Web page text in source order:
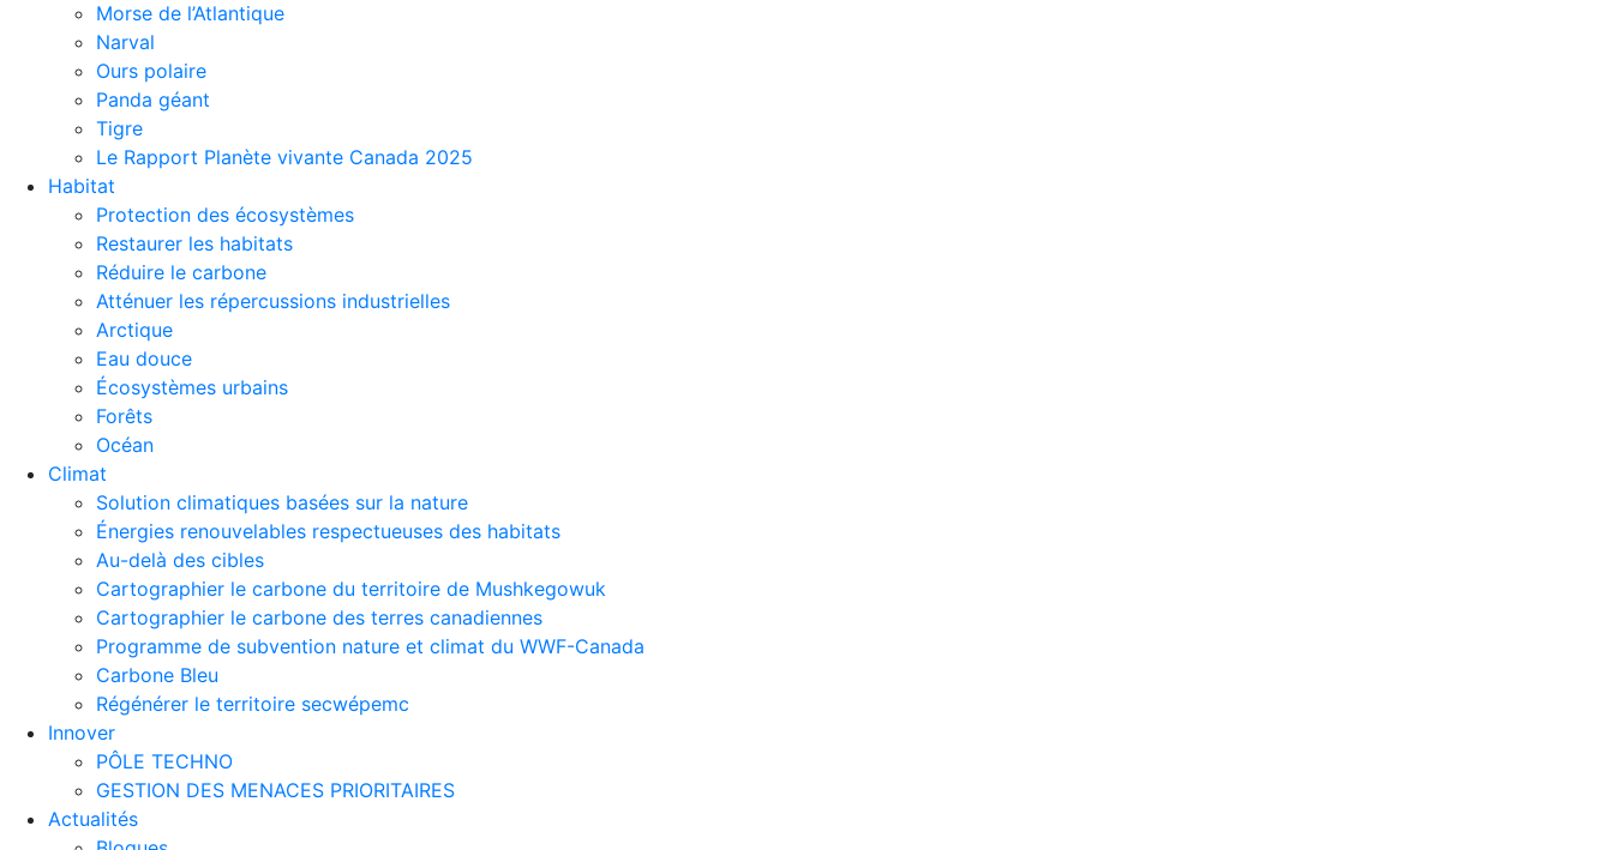
Morse de l’Atlantique
Narval
Ours polaire
Panda géant
Tigre
Le Rapport Planète vivante Canada 2025
Habitat
Protection des écosystèmes
Restaurer les habitats
Réduire le carbone
Atténuer les répercussions industrielles
Arctique
Eau douce
Écosystèmes urbains
Forêts
Océan
Climat
Solution climatiques basées sur la nature
Énergies renouvelables respectueuses des habitats
Au-delà des cibles
Cartographier le carbone du territoire de Mushkegowuk
Cartographier le carbone des terres canadiennes
Programme de subvention nature et climat du WWF-Canada
Carbone Bleu
Régénérer le territoire secwépemc
Innover
PÔLE TECHNO
GESTION DES MENACES PRIORITAIRES
Actualités